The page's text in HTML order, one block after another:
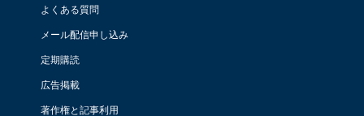
よくある質問
メール配信申し込み
定期購読
広告掲載
著作権と記事利用